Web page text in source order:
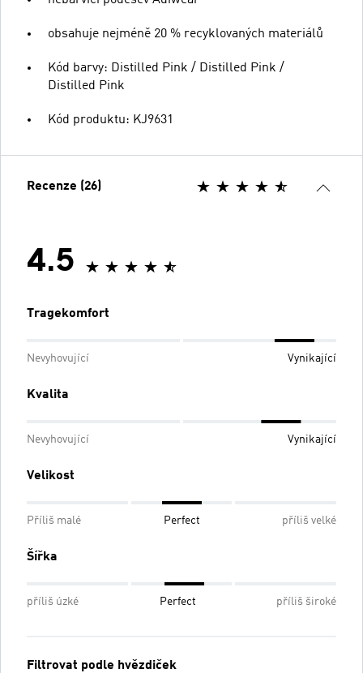
obsahuje nejméně 20 % recyklovaných materiálů
Kód barvy: Distilled Pink / Distilled Pink /
Distilled Pink
Kód produktu: KJ9631
Recenze (26)
4.5
Tragekomfort
Nevyhovující Vynikající
Kvalita
Nevyhovující Vynikající
Velikost
Příliš malé Perfect příliš velké
Šířka
příliš úzké Perfect příliš široké
Filtrovat podle hvězdiček